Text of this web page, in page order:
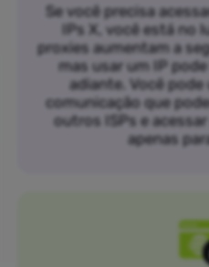
Se você precisa
IPs X, você está no
proxies aumentam a
mas usar um IP
adiante. Você
comunicação que
outros ISPs e
apenas